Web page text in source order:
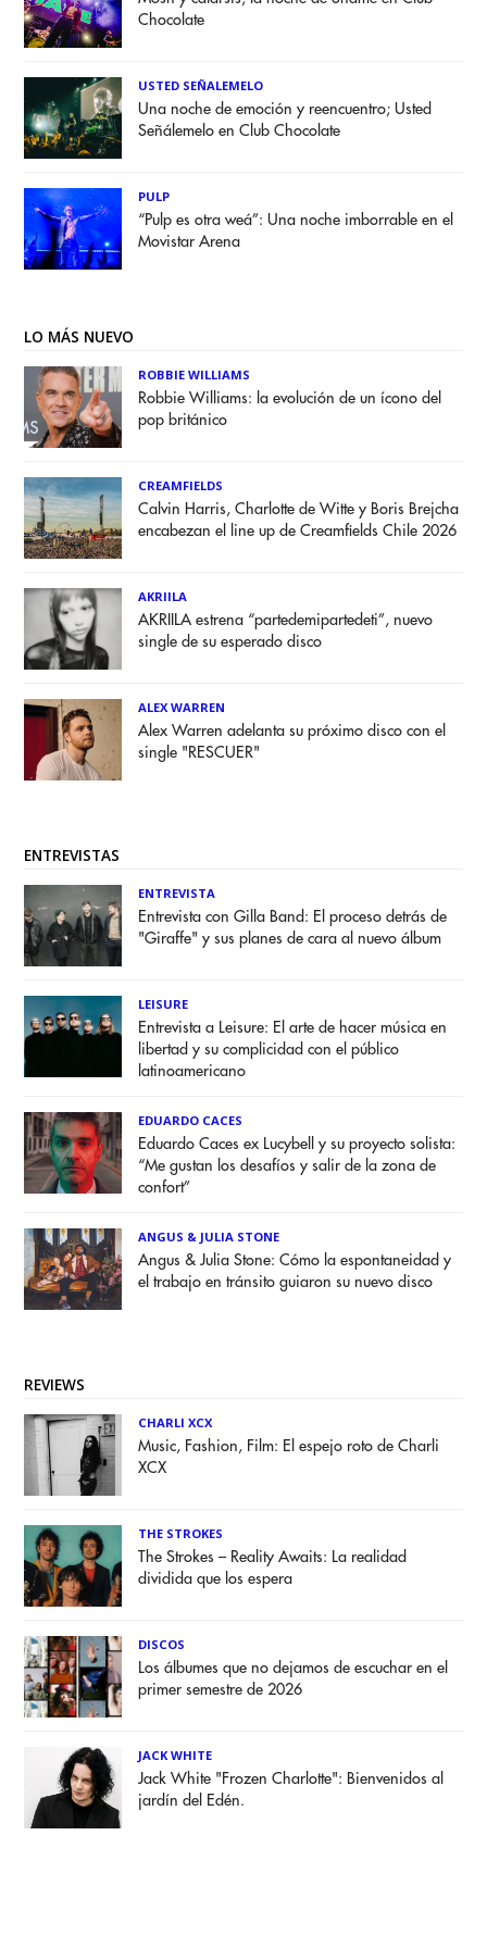
Chocolate
USTED SEÑALEMELO
Una noche de emoción y reencuentro; Usted
Señálemelo en Club Chocolate
PULP
“Pulp es otra weá”: Una noche imborrable en el
Movistar Arena
LO MÁS NUEVO
ROBBIE WILLIAMS
Robbie Williams: la evolución de un ícono del
pop británico
CREAMFIELDS
Calvin Harris, Charlotte de Witte y Boris Brejcha
encabezan el line up de Creamfields Chile 2026
AKRIILA
AKRIILA estrena “partedemipartedeti”, nuevo
single de su esperado disco
ALEX WARREN
Alex Warren adelanta su próximo disco con el
single "RESCUER"
ENTREVISTAS
ENTREVISTA
Entrevista con Gilla Band: El proceso detrás de
"Giraffe" y sus planes de cara al nuevo álbum
LEISURE
Entrevista a Leisure: El arte de hacer música en
libertad y su complicidad con el público
latinoamericano
EDUARDO CACES
Eduardo Caces ex Lucybell y su proyecto solista:
“Me gustan los desafíos y salir de la zona de
confort”
ANGUS & JULIA STONE
Angus & Julia Stone: Cómo la espontaneidad y
el trabajo en tránsito guiaron su nuevo disco
REVIEWS
CHARLI XCX
Music, Fashion, Film: El espejo roto de Charli
XCX
THE STROKES
The Strokes – Reality Awaits: La realidad
dividida que los espera
DISCOS
Los álbumes que no dejamos de escuchar en el
primer semestre de 2026
JACK WHITE
Jack White "Frozen Charlotte": Bienvenidos al
jardín del Edén.